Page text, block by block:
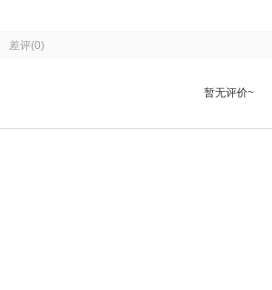
差评(0)
暂无评价~